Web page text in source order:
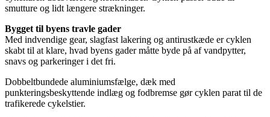
smutture og lidt længere strækninger.
Bygget til byens travle gader
Med indvendige gear, slagfast lakering og antirustkæde er cyklen
skabt til at klare, hvad byens gader måtte byde på af vandpytter,
snavs og parkeringer i det fri.
Dobbeltbundede aluminiumsfælge, dæk med
punkteringsbeskyttende indlæg og fodbremse gør cyklen parat til de
trafikerede cykelstier.